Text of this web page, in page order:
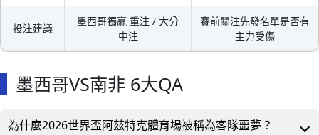
投注建議
墨西哥獨贏 重注 / 大分
中注
賽前關注先發名單是否有
主力受傷
墨西哥VS南非 6大QA
為什麼2026世界盃阿茲特克體育場被稱為客隊噩夢？